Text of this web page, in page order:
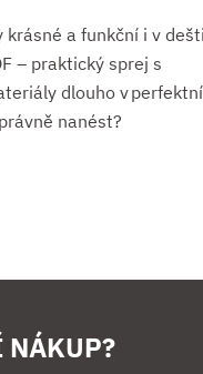
krásné a funkční i v
– praktický sprej s
dlouho v
nanést?
NÁKUP?